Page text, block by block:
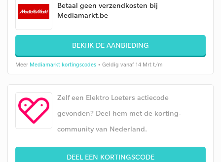
Betaal geen verzendkosten bij
Mediamarkt.be
BEKIJK DE AANBIEDING
Meer Mediamarkt kortingscodes • Geldig vanaf 14 Mrt t/m
Zelf een Elektro Loeters actiecode
gevonden? Deel hem met de korting-
community van Nederland.
DEEL EEN KORTINGSCODE